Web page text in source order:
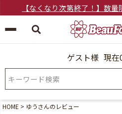
【なくなり次第終了！】数
ゲスト様 現在
HOME ゆうさんのレビュー